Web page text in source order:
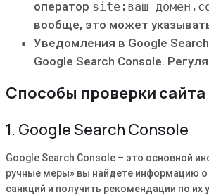
оператор
вообще, это может
Уведомления в Google
Google Search Console.
Способы проверки
1. Google Search Console
Google Search Console – это основной
ручные меры» вы найдете информацию
санкций и получить рекомендации по их